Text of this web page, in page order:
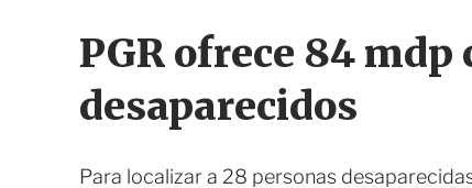
i
o
PGR ofrece 84
desaparecidos
Para localizar a 28 personas